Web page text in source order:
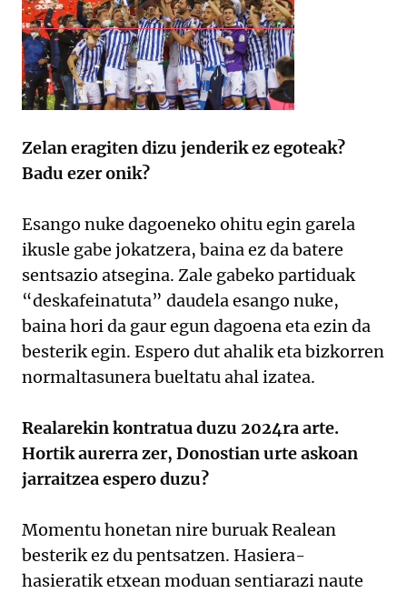
Zelan eragiten dizu jenderik ez egoteak?
Badu ezer onik?
Esango nuke dagoeneko ohitu egin garela
ikusle gabe jokatzera, baina ez da batere
sentsazio atsegina. Zale gabeko partiduak
“deskafeinatuta” daudela esango nuke,
baina hori da gaur egun dagoena eta ezin da
besterik egin. Espero dut ahalik eta bizkorren
normaltasunera bueltatu ahal izatea.
Realarekin kontratua duzu 2024ra arte.
Hortik aurerra zer, Donostian urte askoan
jarraitzea espero duzu?
Momentu honetan nire buruak Realean
besterik ez du pentsatzen. Hasiera-
hasieratik etxean moduan sentiarazi naute